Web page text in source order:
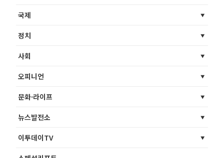
국제
정치
사회
오피니언
문화·라이프
뉴스발전소
이투데이TV